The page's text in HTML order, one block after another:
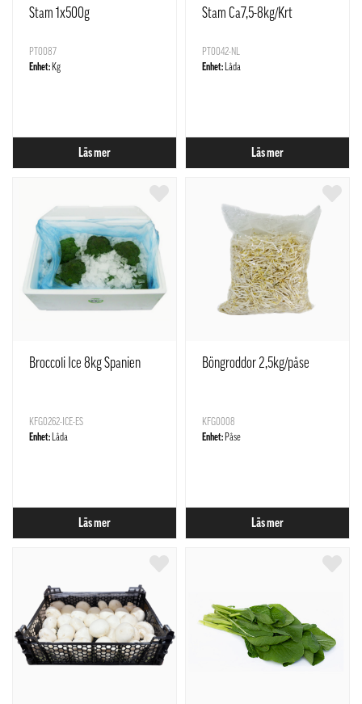
Stam 1x500g
PT0087
Enhet: Kg
Läs mer
Stam Ca7,5-8kg/Krt
PT0042-NL
Enhet: Låda
Läs mer
Broccoli Ice 8kg Spanien
KFG0262-ICE-ES
Enhet: Låda
Läs mer
Böngroddor 2,5kg/påse
KFG0008
Enhet: Påse
Läs mer